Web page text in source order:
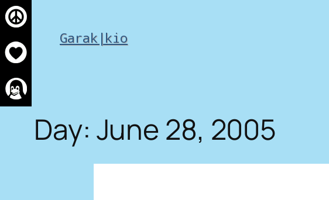
Skip
to
content
Garak|kio
Day: June 28, 2005